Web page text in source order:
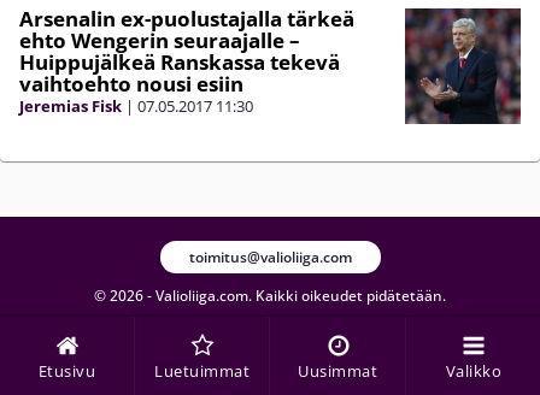
Etusivu Luetuimmat Uusimmat Valikko
Arsenalin ex-puolustajalla tärkeä
ehto Wengerin seuraajalle –
Huippujälkeä Ranskassa tekevä
vaihtoehto nousi esiin
Jeremias Fisk | 07.05.2017 11:30
© 2026 - Valioliiga.com. Kaikki oikeudet pidätetään.
toimitus@valioliiga.com